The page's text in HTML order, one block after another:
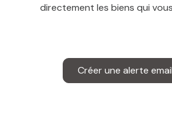
directement les biens qui
Créer une alerte email